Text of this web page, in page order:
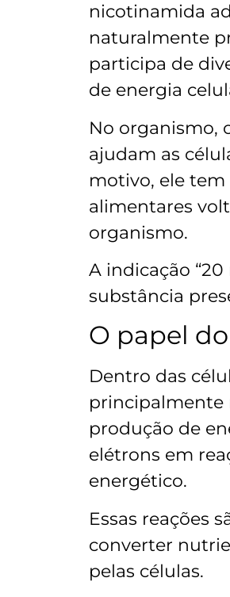
nicotinamida
naturalmente
participa de
de energia
No organismo,
ajudam as
motivo, ele
alimentares
organismo.
A indicação
substância
O papel
Dentro das
principalmente
produção de
elétrons em
energético.
Essas reações
converter
pelas células.